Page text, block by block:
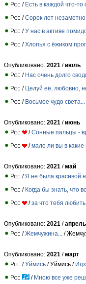
/ Есть в каждой что-то
/Сорок лет
/У нас в активе
/Хлопья с ёжиком
Опубликовано: 2021 /июль
/ Нас очень долго
/ Целуй её, любовно,
/ Восьмое чудо света...
Опубликовано: 2021 /июнь
/Сонные пальцы -
/мало ли вы в
Опубликовано: 2021 /май
/ Я не была красивой
/ Когда бы знать, что
/за что тебя
Опубликовано: 2021 /апрель
/Жемчужина... /
Опубликовано: 2021 /март
/Уймись / Уймись /
/ Мною все уже